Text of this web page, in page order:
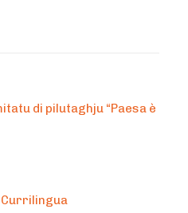
di pilutaghju “Paesa è
Currilingua